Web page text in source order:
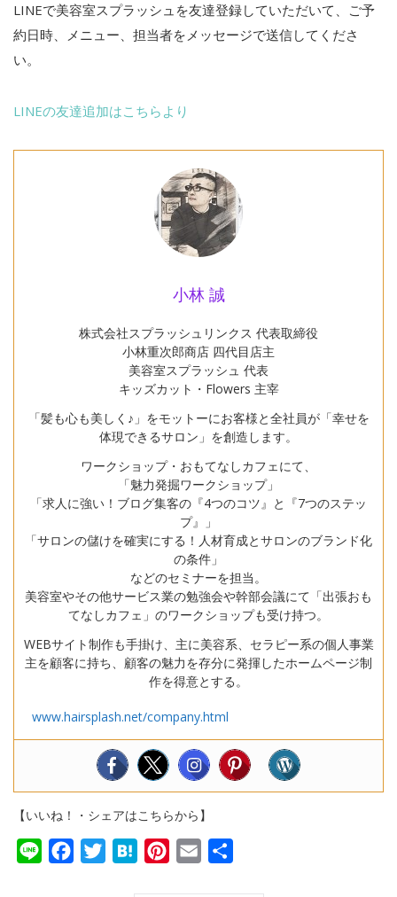
LINEで美容室スプラッシュを友達登録していただいて、ご予
約日時、メニュー、担当者をメッセージで送信してくださ
い。
LINEの友達追加はこちらより
小林 誠
株式会社スプラッシュリンクス 代表取締役
小林重次郎商店 四代目店主
美容室スプラッシュ 代表
キッズカット・Flowers 主宰
「髪も心も美しく♪」をモットーにお客様と全社員が「幸せを
体現できるサロン」を創造します。
ワークショップ・おもてなしカフェにて、
「魅力発掘ワークショップ」
「求人に強い！ブログ集客の『4つのコツ』と『7つのステッ
プ』」
「サロンの儲けを確実にする！人材育成とサロンのブランド化
の条件」
などのセミナーを担当。
美容室やその他サービス業の勉強会や幹部会議にて「出張おも
てなしカフェ」のワークショップも受け持つ。
WEBサイト制作も手掛け、主に美容系、セラピー系の個人事業
主を顧客に持ち、顧客の魅力を存分に発揮したホームページ制
作を得意とする。
www.hairsplash.net/company.html
【いいね！・シェアはこちらから】
Line FacebookTwitterHatenaPinterest
Email